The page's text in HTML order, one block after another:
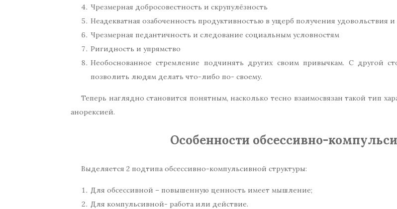
Чрезмерная добросовестность и скрупулёзность
Неадекватная озабоченность продуктивностью в ущерб получения
Чрезмерная педантичность и следование социальным условностям
Ригидность и упрямство
Необоснованное стремление подчинять других своим привычкам. С другой
позволить людям делать что-либо по- своему.
Теперь наглядно становится понятным, насколько тесно взаимосвязан такой тип
анорексией.
Особенности обсессивно-
Выделяется 2 подтипа обсессивно-компульсивной структуры:
Для обсессивной – повышенную ценность имеет мышление;
Для компульсивной- работа или действие.